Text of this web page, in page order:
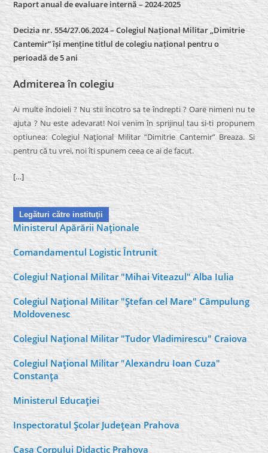
Raport anual de evaluare internă –2024-2025
Decizia nr. 554/27.06.2024 – Colegiul Național Militar „Dimitrie
Cantemir” își menține titlul de colegiu național pentru o
perioadă de 5 ani
Admiterea în colegiu
Ai multe îndoieli ? Nu stii încotro sa te îndrepti ? Oare nimeni nu te
ajuta ? Nu este adevarat! Noi venim în sprijinul tau si-ti propunem
optiunea: Colegiul Naţional Militar “Dimitrie Cantemir” Breaza. Si
pentru că tu vrei, noi îti spunem ceea ce ai de facut.
[…]
Legături către instituţii
Ministerul Apărării Naţionale
Comandamentul Logistic Întrunit
Colegiul Naţional Militar "Mihai Viteazul" Alba Iulia
Colegiul Naţional Militar "Ştefan cel Mare" Câmpulung
Moldovenesc
Colegiul Naţional Militar "Tudor Vladimirescu" Craiova
Colegiul Naţional Militar "Alexandru Ioan Cuza"
Constanţa
Ministerul Educaţiei
Inspectoratul Şcolar Judeţean Prahova
Casa Corpului Didactic Prahova